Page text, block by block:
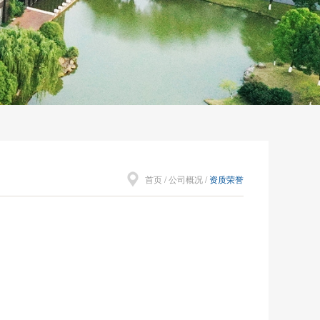
首页/公司概况/ 资质荣誉